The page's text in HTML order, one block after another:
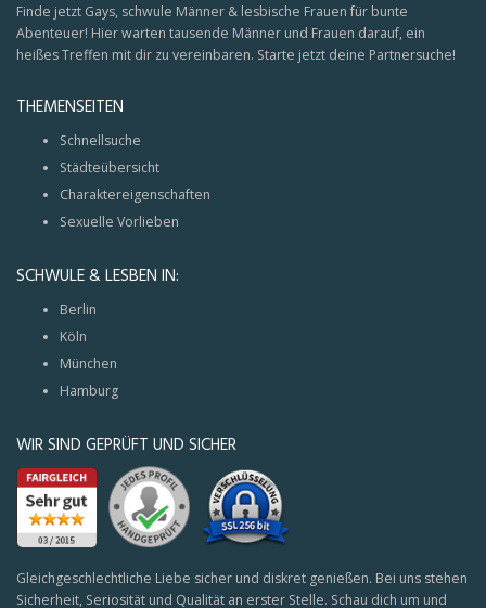
Finde jetzt Gays, schwule Männer & lesbische Frauen für bunte
Abenteuer! Hier warten tausende Männer und Frauen darauf, ein
heißes Treffen mit dir zu vereinbaren. Starte jetzt deine Partnersuche!
THEMENSEITEN
Schnellsuche
Städteübersicht
Charaktereigenschaften
Sexuelle Vorlieben
SCHWULE & LESBEN IN:
Berlin
Köln
München
Hamburg
WIR SIND GEPRÜFT UND SICHER
Gleichgeschlechtliche Liebe sicher und diskret genießen. Bei uns stehen
Sicherheit, Seriosität und Qualität an erster Stelle. Schau dich um und